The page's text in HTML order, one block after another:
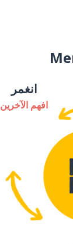
انغمر
افهم الآخرين